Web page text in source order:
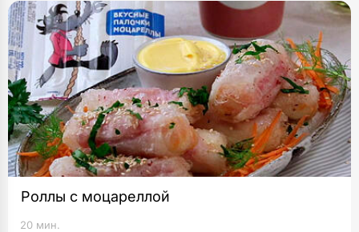
Роллы с моцареллой
20 мин.